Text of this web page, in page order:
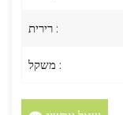
רירית :
משקל :